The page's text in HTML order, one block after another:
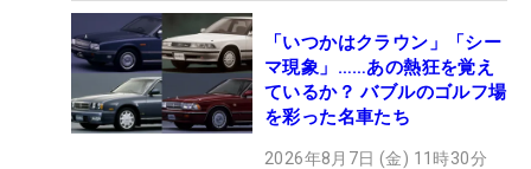
「いつかはクラウン」「シー
マ現象」……あの熱狂を覚え
ているか？ バブルのゴルフ場
を彩った名車たち
2026年8月7日 (金) 11時30分